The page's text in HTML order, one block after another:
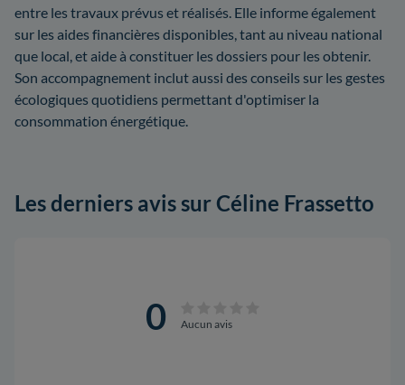
entre les travaux prévus et réalisés. Elle informe également
sur les aides financières disponibles, tant au niveau national
que local, et aide à constituer les dossiers pour les obtenir.
Son accompagnement inclut aussi des conseils sur les gestes
écologiques quotidiens permettant d'optimiser la
consommation énergétique.
Les derniers avis sur Céline Frassetto
0 Aucun avis